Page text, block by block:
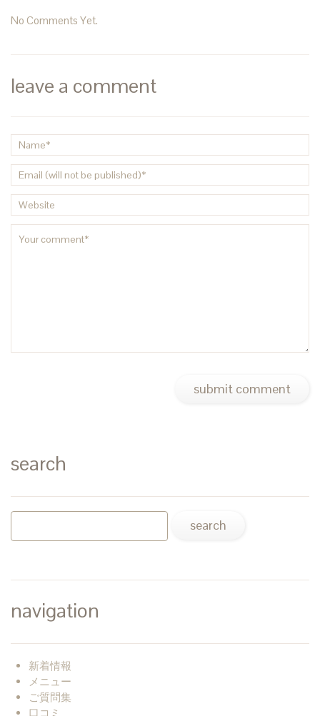
No Comments Yet.
leave a comment
search
navigation
新着情報
メニュー
ご質問集
口コミ